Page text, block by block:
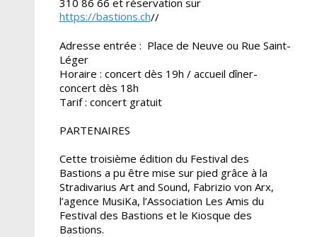
https://bastions.ch//
Adresse entrée : Place de Neuve ou Rue Saint-
Léger
Horaire : concert dès 19h / accueil dîner-
concert dès 18h
Tarif : concert gratuit
PARTENAIRES
Cette troisième édition du Festival des
Bastions a pu être mise sur pied grâce à la
Stradivarius Art and Sound, Fabrizio von Arx,
l’agence MusiKa, l’Association Les Amis du
Festival des Bastions et le Kiosque des
Bastions.